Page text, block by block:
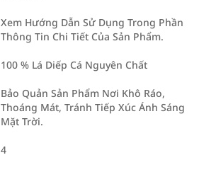
Xem Hướng Dẫn Sử Dụng Trong Phần
Thông Tin Chi Tiết Của Sản Phẩm.
100 % Lá Diếp Cá Nguyên Chất
Bảo Quản Sản Phẩm Nơi Khô Ráo,
Thoáng Mát, Tránh Tiếp Xúc Ánh Sáng
Mặt Trời.
4